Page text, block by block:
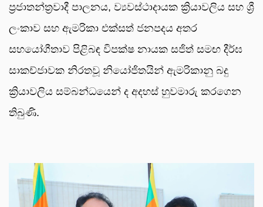
ප්‍රජාතන්ත්‍රවාදී පාලනය, ව්‍යවස්ථාදායක ක්‍රියාවලිය සහ ශ්‍රී
ලංකාව සහ ඇමරිකා එක්සත් ජනපදය අතර
සහයෝගීතාව පිළිබඳ විපක්ෂ නායක සජිත් සමඟ දීර්ඝ
සාකච්ජාවක නිරතවූ නියෝජිතයින් ඇමරිකානු බදු
ක්‍රියාවලිය සම්බන්ධයෙන් ද අදහස් හුවමාරු කරගෙන
තිබුණි.